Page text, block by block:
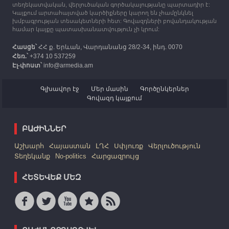
տեղեկատվական, վերլուծական գործակալությանը պարտադիր է:
Կայքում արտահայտված կարծիքները կարող են չհամընկնել
խմբագրության տեսակետների հետ: Գովազդների բովանդակության
համար կայքը պատասխանատվություն չի կրում:
Հասցե՝ՀՀ ք. Երևան, Վարդանանց 28/2-34, ինդ. 0070
Հեռ.՝+374 10 537259
Էլ-փոստ՝info@armedia.am
Գլխավոր էջ Մեր մասին
Գործընկերներ
Գովազդ կայքում
ԲԱԺԻՆՆԵՐ
Աշխարհ Հայաստան ԼՂՀ Սփյուռք
Վերլուծություն
Տեղեկանք
No-politics Հարցազրույց
ՀԵՏԵՎԵՔ ՄԵԶ